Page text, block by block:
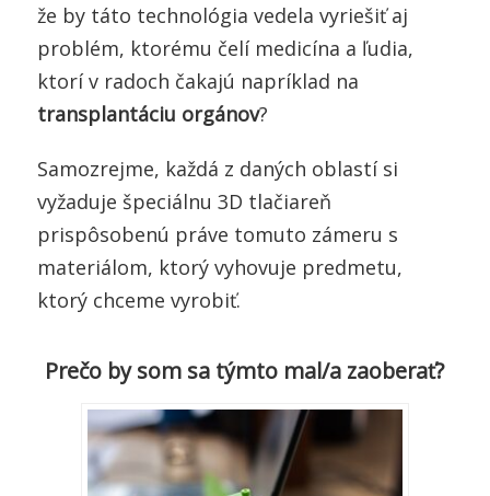
že by táto technológia vedela vyriešiť aj
problém, ktorému čelí medicína a ľudia,
ktorí v radoch čakajú napríklad na
transplantáciu orgánov?
Samozrejme, každá z daných oblastí si
vyžaduje špeciálnu 3D tlačiareň
prispôsobenú práve tomuto zámeru s
materiálom, ktorý vyhovuje predmetu,
ktorý chceme vyrobiť.
Prečo by som sa týmto mal/a zaoberať?